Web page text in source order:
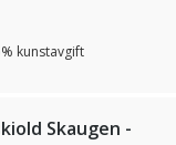
kunstavgift
Skaugen -